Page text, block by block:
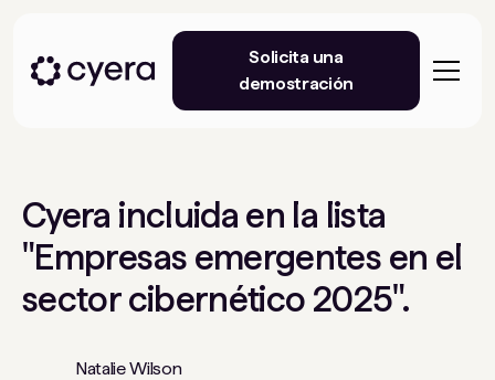
Solicita una
demostración
Cyera incluida en la lista
"Empresas emergentes en el
sector cibernético 2025".
Natalie Wilson